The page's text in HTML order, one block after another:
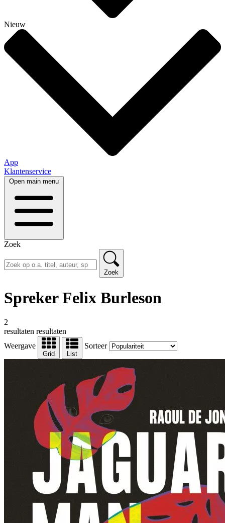
Nieuw
App
Klantenservice
Open main menu
Zoek
Zoek
Spreker Felix Burleson
2
resultaten resultaten
Weergave
Grid List
Sorteer